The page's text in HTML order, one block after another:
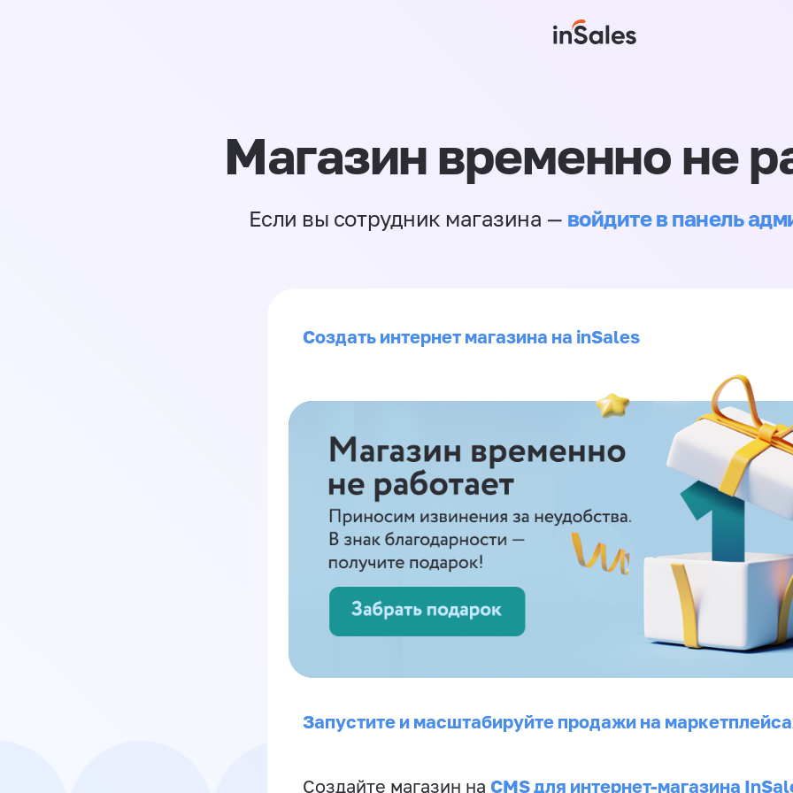
Магазин временно не
Если вы сотрудник магазина — войдите в панель
Создать интернет магазина на inSales
Запустите и масштабируйте продажи на
Создайте магазин на CMS для интернет-магазина